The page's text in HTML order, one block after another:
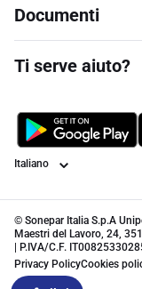
Documenti
Ti serve aiuto?
Lingua
© Sonepar Italia S.p.A
Maestri del Lavoro, 24,
| P.IVA/C.F.
Privacy PolicyCookies